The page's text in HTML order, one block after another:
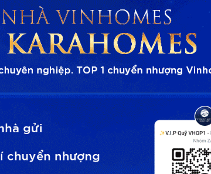
Hoa Phượng Chuyển Nhượng
Lợi, Quận Long Biên, TP Hà Nội
hoàn thiện đẹp tại tiểu khu Hoa
Riverside
Giá liên hệ
5 PN 4 toilet Đông Nam